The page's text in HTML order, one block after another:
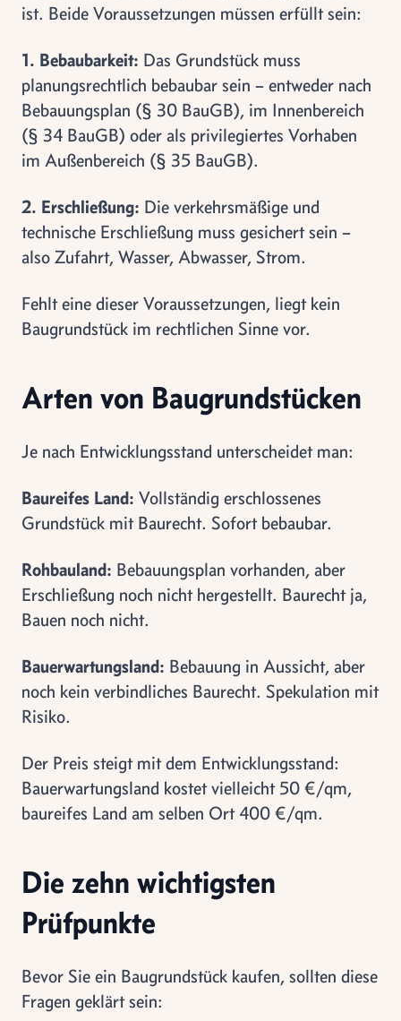
ist. Beide Voraussetzungen müssen erfüllt sein:
1. Bebaubarkeit: Das Grundstück muss
planungsrechtlich bebaubar sein – entweder nach
Bebauungsplan (§ 30 BauGB), im Innenbereich
(§ 34 BauGB) oder als privilegiertes Vorhaben
im Außenbereich (§ 35 BauGB).
2. Erschließung: Die verkehrsmäßige und
technische Erschließung muss gesichert sein –
also Zufahrt, Wasser, Abwasser, Strom.
Fehlt eine dieser Voraussetzungen, liegt kein
Baugrundstück im rechtlichen Sinne vor.
Arten von Baugrundstücken
Je nach Entwicklungsstand unterscheidet man:
Baureifes Land: Vollständig erschlossenes
Grundstück mit Baurecht. Sofort bebaubar.
Rohbauland: Bebauungsplan vorhanden, aber
Erschließung noch nicht hergestellt. Baurecht ja,
Bauen noch nicht.
Bauerwartungsland: Bebauung in Aussicht, aber
noch kein verbindliches Baurecht. Spekulation mit
Risiko.
Der Preis steigt mit dem Entwicklungsstand:
Bauerwartungsland kostet vielleicht 50 €/qm,
baureifes Land am selben Ort 400 €/qm.
Die zehn wichtigsten
Prüfpunkte
Bevor Sie ein Baugrundstück kaufen, sollten diese
Fragen geklärt sein: